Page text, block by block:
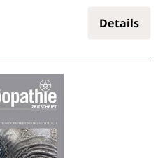
Details